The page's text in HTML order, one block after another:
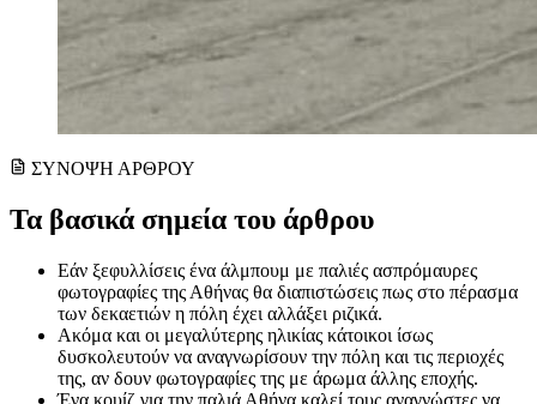
ΣΥΝΟΨΗ ΑΡΘΡΟΥ
Τα βασικά σημεία του άρθρου
Εάν ξεφυλλίσεις ένα άλμπουμ με παλιές ασπρόμαυρες
φωτογραφίες της Αθήνας θα διαπιστώσεις πως στο πέρασμα
των δεκαετιών η πόλη έχει αλλάξει ριζικά.
Ακόμα και οι μεγαλύτερης ηλικίας κάτοικοι ίσως
δυσκολευτούν να αναγνωρίσουν την πόλη και τις περιοχές
της, αν δουν φωτογραφίες της με άρωμα άλλης εποχής.
Ένα κουίζ για την παλιά Αθήνα καλεί τους αναγνώστες να